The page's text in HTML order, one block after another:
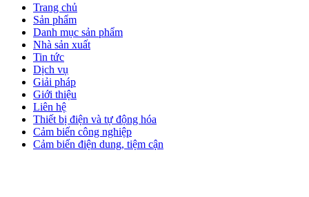
Trang chủ
Sản phẩm
Danh mục sản phẩm
Nhà sản xuất
Tin tức
Dịch vụ
Giải pháp
Giới thiệu
Liên hệ
Thiết bị điện và tự động hóa
Cảm biến công nghiệp
Cảm biến điện dung, tiệm cận